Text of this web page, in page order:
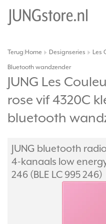
Terug Home Designseries Les
Bluetooth wandzender
JUNG Les
rose vif 4320C
bluetooth
JUNG bluetooth
4-kanaals low
246 (BLE LC 995 246)